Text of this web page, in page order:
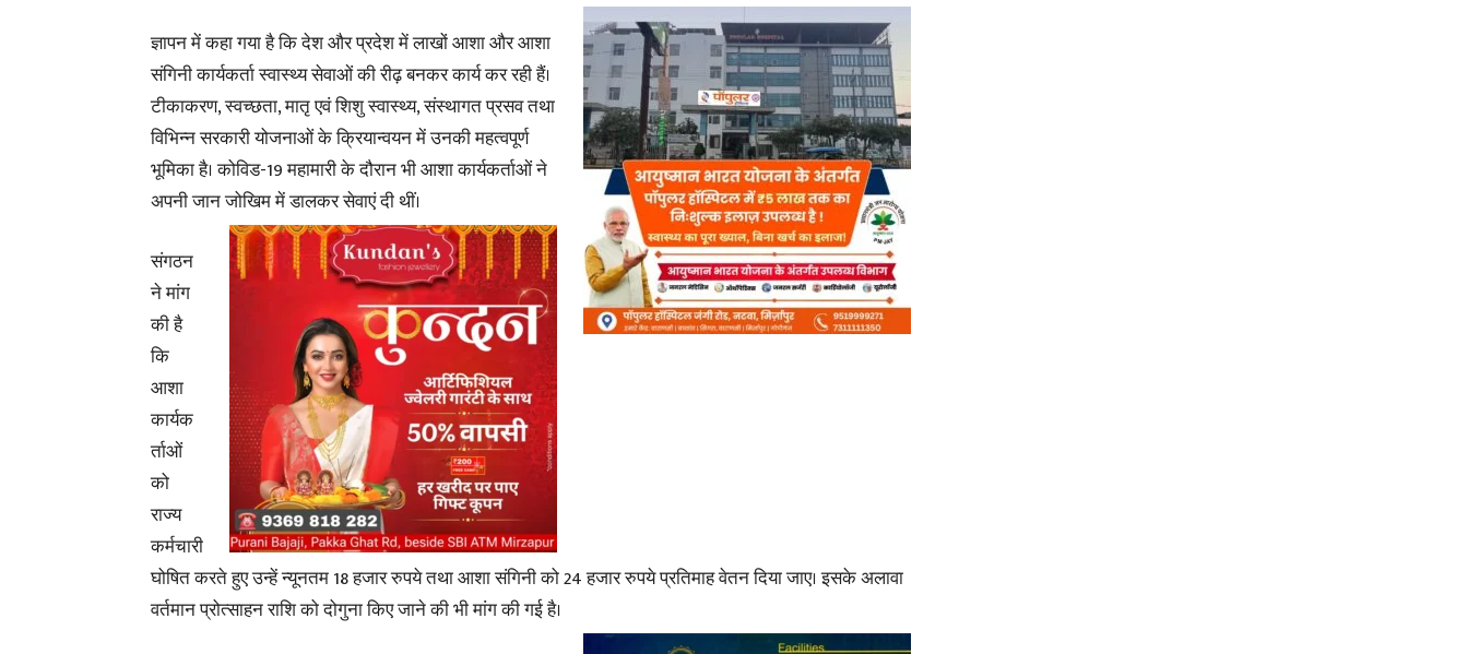
Hindi
News
Paper
ज्ञापन में कहा गया है कि देश और प्रदेश में लाखों आशा और आशा
संगिनी कार्यकर्ता स्वास्थ्य सेवाओं की रीढ़ बनकर कार्य कर रही हैं।
टीकाकरण, स्वच्छता, मातृ एवं शिशु स्वास्थ्य, संस्थागत प्रसव तथा
विभिन्न सरकारी योजनाओं के क्रियान्वयन में उनकी महत्वपूर्ण
भूमिका है। कोविड-19 महामारी के दौरान भी आशा कार्यकर्ताओं ने
अपनी जान जोखिम में डालकर सेवाएं दी थीं।
संगठन
ने मांग
की है
कि
आशा
कार्यक
र्ताओं
को
राज्य
कर्मचारी
घोषित करते हुए उन्हें न्यूनतम 18 हजार रुपये तथा आशा संगिनी को 24 हजार रुपये प्रतिमाह वेतन दिया जाए। इसके अलावा
वर्तमान प्रोत्साहन राशि को दोगुना किए जाने की भी मांग की गई है।